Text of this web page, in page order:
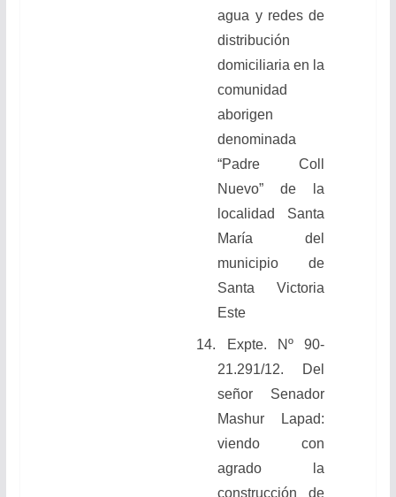
agua y redes de
distribución
domiciliaria en la
comunidad
aborigen
denominada
“Padre Coll
Nuevo” de la
localidad Santa
María del
municipio de
Santa Victoria
Este
14.
Expte. Nº 90-
21.291/12. Del
señor Senador
Mashur Lapad:
viendo con
agrado la
construcción de